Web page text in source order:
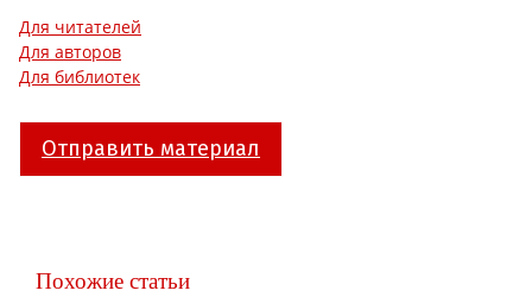
Для читателей
Для авторов
Для библиотек
Отправить материал
Похожие статьи